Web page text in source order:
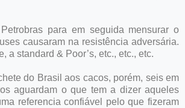
para em seguida mensurar o
causaram na resistência adversária.
a standard & Poor’s, etc., etc., etc.
do Brasil aos cacos, porém, seis em
aguardam o que tem a dizer aqueles
referencia confiável pelo que fizeram